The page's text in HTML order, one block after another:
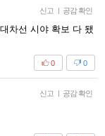
신고 | 공감 확인
차선 시야 확보 다 됐
0
0
신고 | 공감 확인